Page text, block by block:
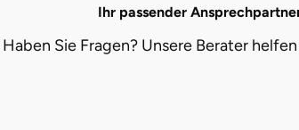
Ihr passender
Haben Sie Fragen? Unsere Berater